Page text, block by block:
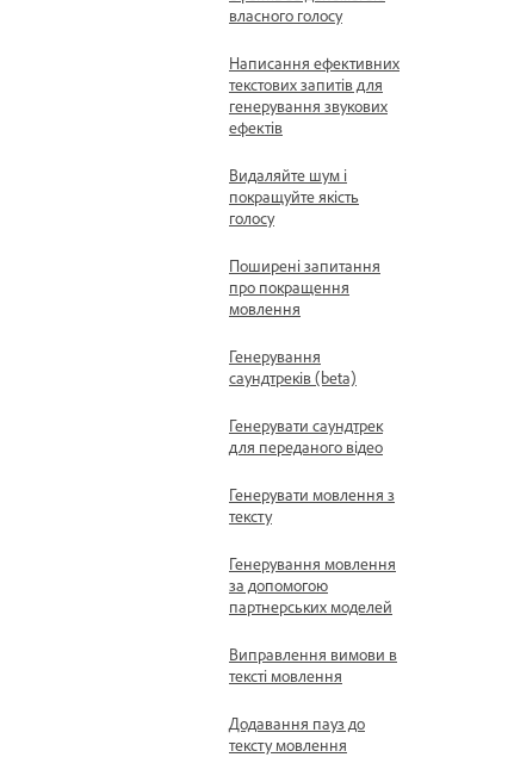
власного голосу
Написання ефективних
текстових запитів для
генерування звукових
ефектів
Видаляйте шум і
покращуйте якість
голосу
Поширені запитання
про покращення
мовлення
Генерування
саундтреків (beta)
Генерувати саундтрек
для переданого відео
Генерувати мовлення з
тексту
Генерування мовлення
за допомогою
партнерських моделей
Виправлення вимови в
тексті мовлення
Додавання пауз до
тексту мовлення